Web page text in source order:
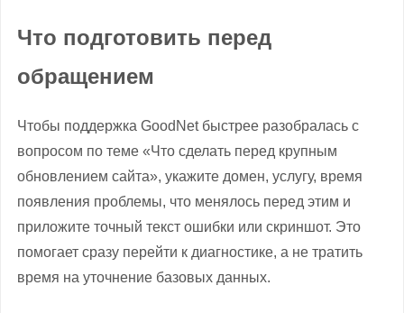
Что подготовить перед
обращением
Чтобы поддержка GoodNet быстрее разобралась с
вопросом по теме «Что сделать перед крупным
обновлением сайта», укажите домен, услугу, время
появления проблемы, что менялось перед этим и
приложите точный текст ошибки или скриншот. Это
помогает сразу перейти к диагностике, а не тратить
время на уточнение базовых данных.